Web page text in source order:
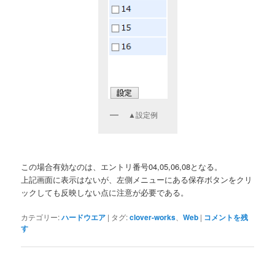
▲設定例
この場合有効なのは、エントリ番号04,05,06,08となる。
上記画面に表示はないが、左側メニューにある保存ボタンをクリ
ックしても反映しない点に注意が必要である。
カテゴリー:ハードウエア | タグ:clover-works 、Web | コメントを残
す